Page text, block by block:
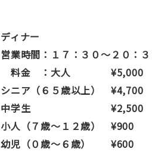
ディナー
営業時間： １７：３０～２０：
料金 ： 大人 ¥5,000
シニア（６５歳以上） ¥4,700
中学生 ¥2,500
小人（７歳〜１２歳） ¥900
幼児（０歳〜６歳） ¥600